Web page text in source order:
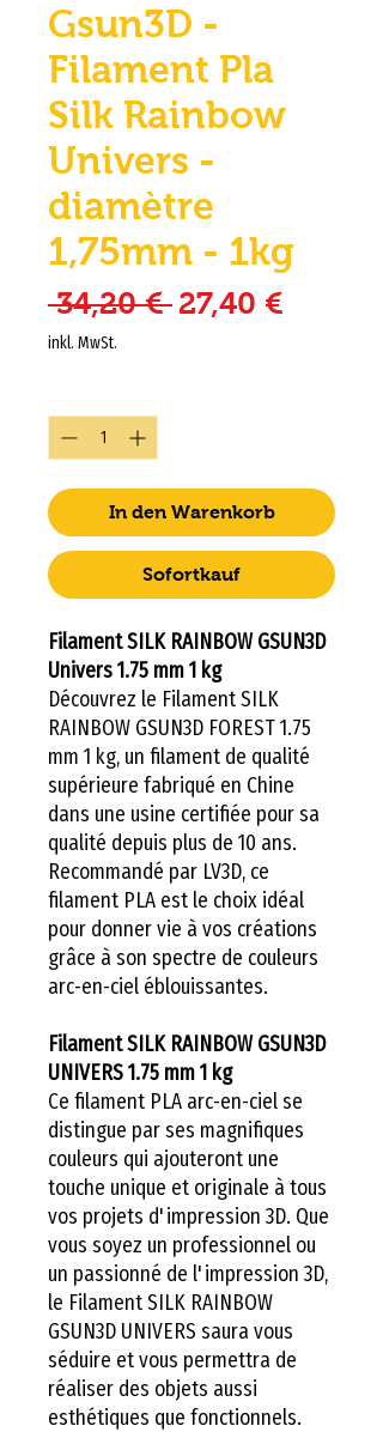
Gsun3D -
Filament Pla
Silk Rainbow
Univers -
diamètre
1,75mm - 1kg
34,20 € Standardpreis
27,40 €
inkl. MwSt.
In den Warenkorb
Sofortkauf
Filament SILK RAINBOW GSUN3D
Univers 1.75 mm 1 kg
Découvrez le Filament SILK
RAINBOW GSUN3D FOREST 1.75
mm 1 kg, un filament de qualité
supérieure fabriqué en Chine
dans une usine certifiée pour sa
qualité depuis plus de 10 ans.
Recommandé par LV3D, ce
filament PLA est le choix idéal
pour donner vie à vos créations
grâce à son spectre de couleurs
arc-en-ciel éblouissantes.
Filament SILK RAINBOW GSUN3D
UNIVERS 1.75 mm 1 kg
Ce filament PLA arc-en-ciel se
distingue par ses magnifiques
couleurs qui ajouteront une
touche unique et originale à tous
vos projets d'impression 3D. Que
vous soyez un professionnel ou
un passionné de l'impression 3D,
le Filament SILK RAINBOW
GSUN3D UNIVERS saura vous
séduire et vous permettra de
réaliser des objets aussi
esthétiques que fonctionnels.